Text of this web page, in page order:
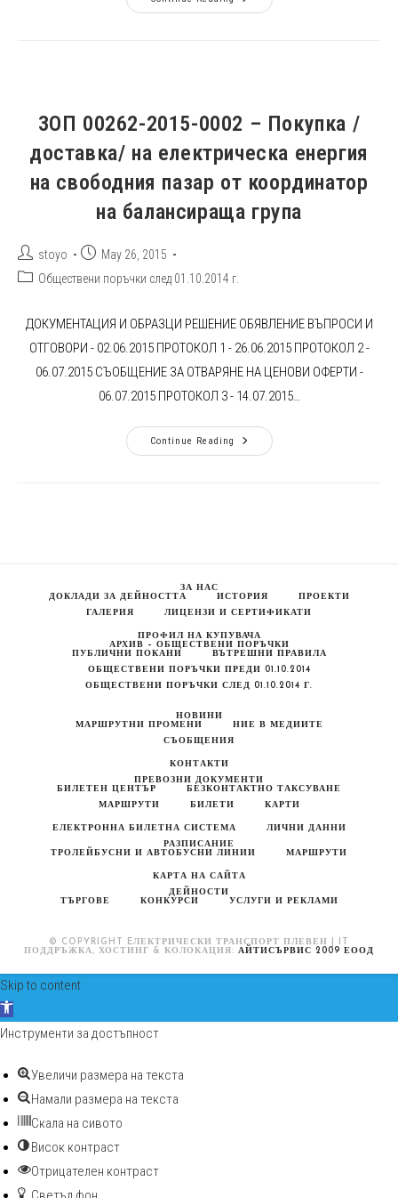
00262-
ИНТЕРЕСИ
ТРОЛЕЙБУСЕН
ТРАНСПОРТ
ЗОП 00262-2015-0002 – Покупка /
доставка/ на електрическа енергия
на свободния пазар от координатор
на балансираща група
Post
author:
stoyo
PostMay 26, 2015
PostОбществени поръчки след 01.10.2014 г.
ДОКУМЕНТАЦИЯ И ОБРАЗЦИ РЕШЕНИЕ ОБЯВЛЕНИЕ ВЪПРОСИ И
ОТГОВОРИ - 02.06.2015 ПРОТОКОЛ 1 - 26.06.2015 ПРОТОКОЛ 2 -
06.07.2015 СЪОБЩЕНИЕ ЗА ОТВАРЯНЕ НА ЦЕНОВИ ОФЕРТИ -
06.07.2015 ПРОТОКОЛ 3 - 14.07.2015…
Continue Reading
ЗОП
00262-
Свободния
Пазар
От
На
Балансираща
Група
ЗА НАС
ДОКЛАДИ ЗА ДЕЙНОСТТА
ИСТОРИЯ
ПРОЕКТИ
ГАЛЕРИЯ
ЛИЦЕНЗИ И СЕРТИФИКАТИ
ПРОФИЛ НА КУПУВАЧА
АРХИВ – ОБЩЕСТВЕНИ ПОРЪЧКИ
ПУБЛИЧНИ ПОКАНИ
ВЪТРЕШНИ ПРАВИЛА
ОБЩЕСТВЕНИ ПОРЪЧКИ ПРЕДИ 01.10.2014
ОБЩЕСТВЕНИ ПОРЪЧКИ СЛЕД 01.10.2014 Г.
НОВИНИ
МАРШРУТНИ ПРОМЕНИ
НИЕ В МЕДИИТЕ
СЪОБЩЕНИЯ
КОНТАКТИ
ПРЕВОЗНИ ДОКУМЕНТИ
БИЛЕТЕН ЦЕНТЪР
БЕЗКОНТАКТНО ТАКСУВАНЕ
МАРШРУТИ
БИЛЕТИ КАРТИ
ЕЛЕКТРОННА БИЛЕТНА СИСТЕМА
ЛИЧНИ ДАННИ
РАЗПИСАНИЕ
ТРОЛЕЙБУСНИ И АВТОБУСНИ ЛИНИИ
МАРШРУТИ
КАРТА НА САЙТА
ДЕЙНОСТИ
ТЪРГОВЕ
КОНКУРСИ УСЛУГИ И РЕКЛАМИ
© COPYRIGHT EЛЕКТРИЧЕСКИ ТРАНСПОРТ ПЛЕВЕН | IT
ПОДДРЪЖКА, ХОСТИНГ & КОЛОКАЦИЯ: АЙТИСЪРВИС 2009 ЕООД
Skip to content
Open toolbar
Инструменти за достъпност
Увеличи размера на текста
Намали размера на текста
Скала на сивото
Висок контраст
Отрицателен контраст